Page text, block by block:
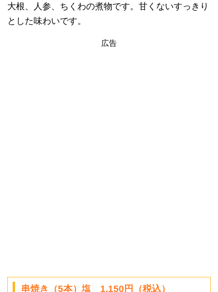
大根、人参、ちくわの煮物です。甘くないすっきり
とした味わいです。
広告
串焼き（5本）塩 1,150円（税込）